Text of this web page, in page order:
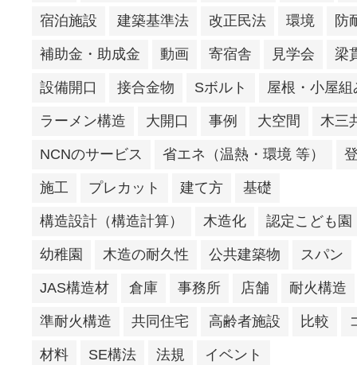
宿泊施設 建築基準法 改正民法 環境 防
補助金・助成金 動画 寄宿舎 見学会 梁
設備開口 接合金物 Sボルト 屋根・小屋組
ラーメン構造 大開口 事例 大空間 木三
NCNのサービス 省エネ（温熱・環境 等）
施工 プレカット 建て方 基礎
構造設計（構造計算） 木造化 認定こども園
幼稚園 木造の耐久性 公共建築物 スパン
JAS構造材 倉庫 事務所 店舗 耐火構造
準耐火構造 共同住宅 高齢者施設 比較
材料 SE構法 法規 イベント